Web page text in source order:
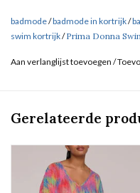
badmode/badmode in kortrijk/
swim kortrijk/Prima Donna
Aan verlanglijst toevoegen /
Gerelateerde